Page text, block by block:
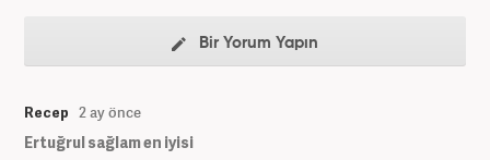
Bir Yorum Yapın
Recep 2 ay önce
Ertuğrul sağlam en iyisi